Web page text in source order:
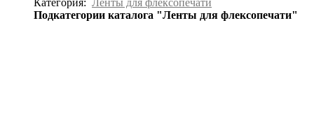
Подкатегории каталога "Ленты для флексопечати"